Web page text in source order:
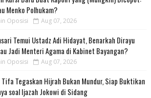
Menko Polhukam?
Oposisi Aug 07, 2026
Temui Ustadz Adi Hidayat, Benarkah Dirayu
Jadi Menteri Agama di Kabinet Bayangan?
Oposisi Aug 07, 2026
Tegaskan Hijrah Bukan Mundur, Siap Buktikan
soal Ijazah Jokowi di Sidang